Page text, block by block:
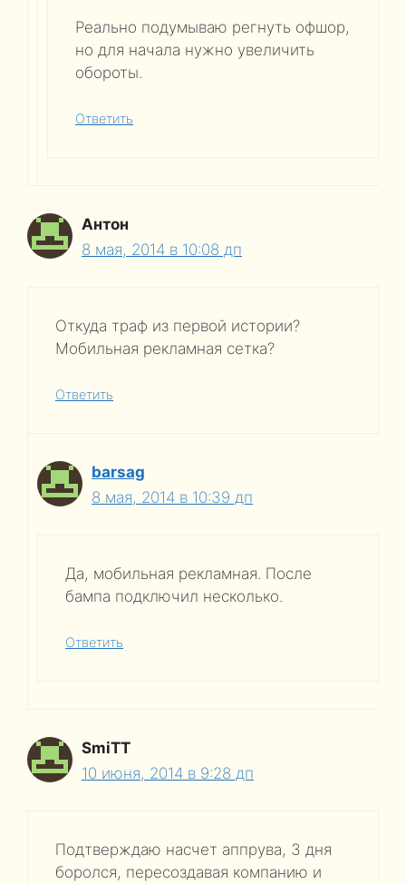
Реально подумываю регнуть офшор,
но для начала нужно увеличить
обороты.
Ответить
Антон
8 мая, 2014 в 10:08 дп
Откуда траф из первой истории?
Мобильная рекламная сетка?
Ответить
barsag
8 мая, 2014 в 10:39 дп
Да, мобильная рекламная. После
бампа подключил несколько.
Ответить
SmiTT
10 июня, 2014 в 9:28 дп
Подтверждаю насчет аппрува, 3 дня
боролся, пересоздавая компанию и